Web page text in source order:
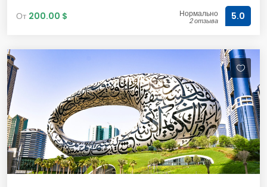
От 200.00 $ Нормально
2 отзыва 5.0